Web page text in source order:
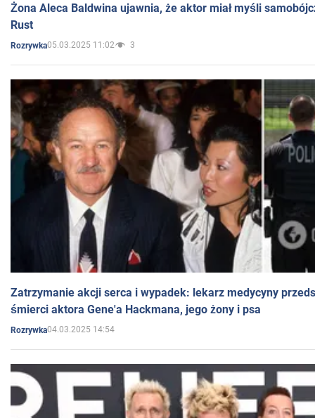
Żona Aleca Baldwina ujawnia, że aktor miał myśli
Rust
Rozrywka05.03.2025 11:02 3
Zatrzymanie akcji serca i wypadek: lekarz medycyny
śmierci aktora Gene'a Hackmana, jego żony i psa
Rozrywka04.03.2025 14:54